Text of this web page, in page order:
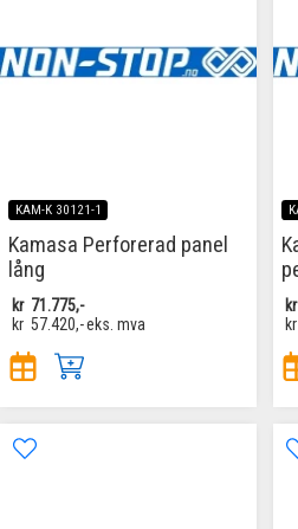
KAM-K 30121-1
Kamasa Perforerad panel
lång
kr 71.775,-
kr 57.420,-eks. mva
kr
kr